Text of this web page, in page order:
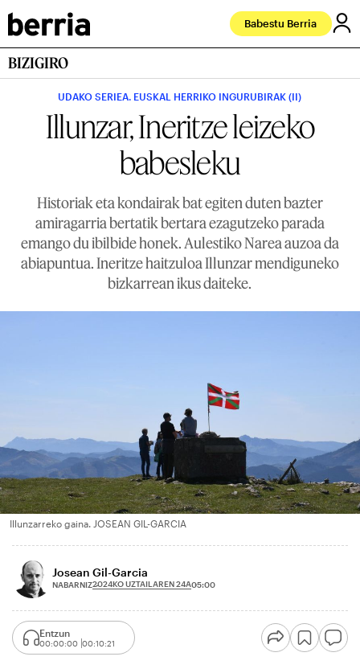
Babestu Berria
BIZIGIRO
UDAKO SERIEA. EUSKAL HERRIKO INGURUBIRAK (II)
Illunzar, Ineritze leizeko
babesleku
Historiak eta kondairak bat egiten duten bazter
amiragarria bertatik bertara ezagutzeko parada
emango du ibilbide honek. Aulestiko Narea auzoa da
abiapuntua. Ineritze haitzuloa Illunzar mendiguneko
bizkarrean ikus daiteke.
Illunzarreko gaina. JOSEAN GIL-GARCIA
Josean Gil-Garcia
NABARNIZ2024KO UZTAILAREN 24A05:00
Entzun
00:00:00 00:10:21